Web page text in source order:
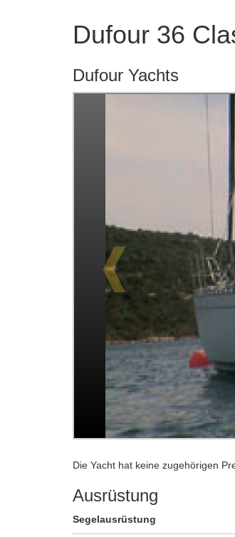
Dufour 36
Dufour Yachts
❰
Die Yacht hat keine zugehörigen
Ausrüstung
Segelausrüstung